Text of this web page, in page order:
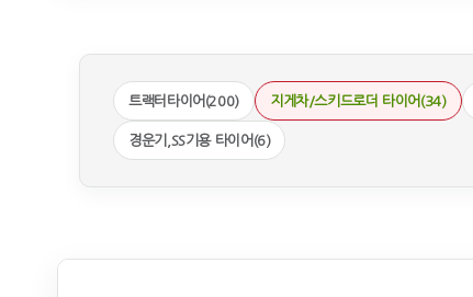
트랙터타이어(200) 지게차/스키드로더 타이어(34)
경운기,SS기용 타이어(6)